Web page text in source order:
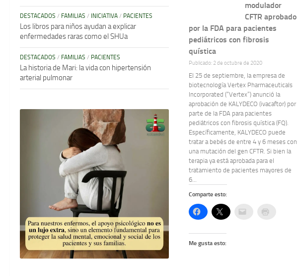
DESTACADOS / FAMILIAS / INICIATIVA / PACIENTES
Los libros para niños ayudan a explicar
enfermedades raras como el SHUa
DESTACADOS / FAMILIAS / PACIENTES
La historia de Mari: la vida con hipertensión
arterial pulmonar
modulador
CFTR aprobado
por la FDA para pacientes
pediátricos con fibrosis
quística
Publicado: 2 de octubre de 2020
El 25 de septiembre, la empresa de
biotecnología Vertex Pharmaceuticals
Incorporated (“Vertex”) anunció la
aprobación de KALYDECO (ivacaftor) por
parte de la FDA para pacientes
pediátricos con fibrosis quística (FQ).
Específicamente, KALYDECO puede
tratar a bebés de entre 4 y 6 meses con
una mutación del gen CFTR. Si bien la
terapia ya está aprobada para el
tratamiento de pacientes mayores de
6...
Comparte esto:
Me gusta esto: